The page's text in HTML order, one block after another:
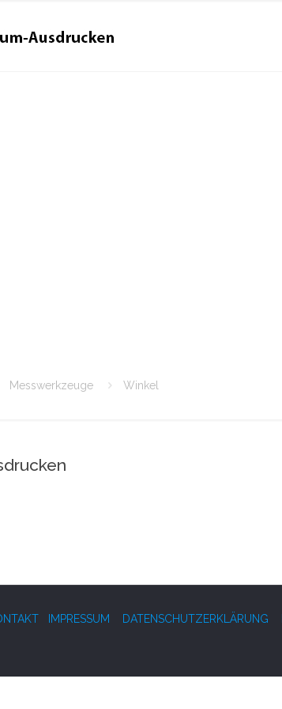
Messwerkzeuge Winkel
IMPRESSUM DATENSCHUTZERKLÄRUNG